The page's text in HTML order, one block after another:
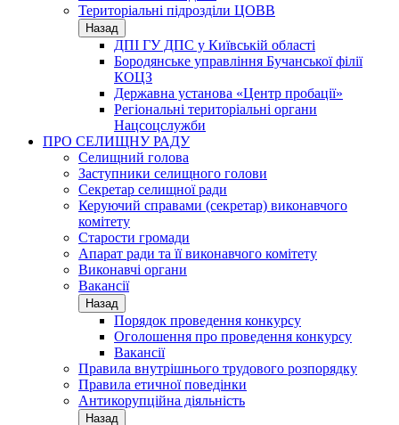
Територіальні підрозділи ЦОВВ
Назад
ДПІ ГУ ДПС у Київській області
Бородянське управління Бучанської філії
КОЦЗ
Державна установа «Центр пробації»
Регіональні територіальні органи
Нацсоцслужби
ПРО СЕЛИЩНУ РАДУ
Селищний голова
Заступники селищного голови
Секретар селищної ради
Керуючий справами (секретар) виконавчого
комітету
Старости громади
Апарат ради та її виконавчого комітету
Виконавчі органи
Вакансії
Назад
Порядок проведення конкурсу
Оголошення про проведення конкурсу
Вакансії
Правила внутрішнього трудового розпорядку
Правила етичної поведінки
Антикорупційна діяльність
Назад